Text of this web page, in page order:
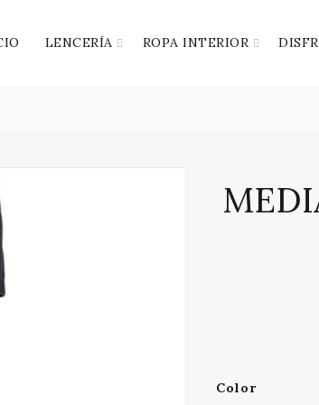
LENCERÍA ROPA INTERIOR
Color